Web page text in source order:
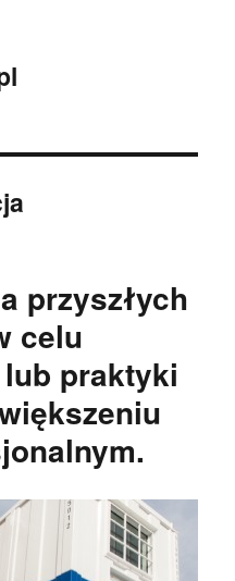
przyszłych
celu
praktyki